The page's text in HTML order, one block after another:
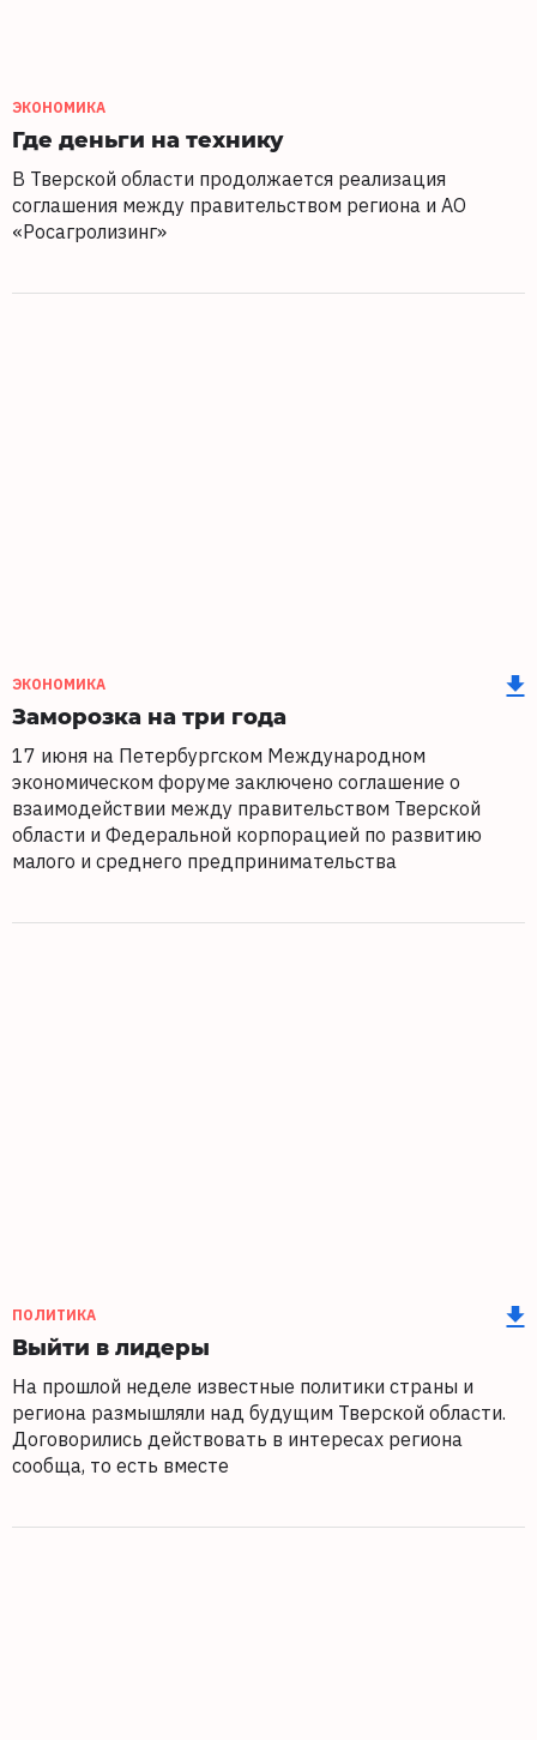
ЭКОНОМИКА
Где деньги на технику
В Тверской области продолжается реализация
соглашения между правительством региона и АО
«Росагролизинг»
ЭКОНОМИКА
Заморозка на три года
17 июня на Петербургском Международном
экономическом форуме заключено соглашение о
взаимодействии между правительством Тверской
области и Федеральной корпорацией по развитию
малого и среднего предпринимательства
ПОЛИТИКА
Выйти в лидеры
На прошлой неделе известные политики страны и
региона размышляли над будущим Тверской области.
Договорились действовать в интересах региона
сообща, то есть вместе